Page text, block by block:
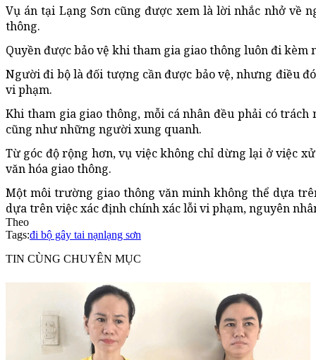
Vụ án tại Lạng Sơn cũng được xem là lời nhắc nhở về
thông.
Quyền được bảo vệ khi tham gia giao thông luôn đi kèm
Người đi bộ là đối tượng cần được bảo vệ, nhưng điều
vi phạm.
Khi tham gia giao thông, mỗi cá nhân đều phải có
cũng như những người xung quanh.
Từ góc độ rộng hơn, vụ việc không chỉ dừng lại ở việc
văn hóa giao thông.
Một môi trường giao thông văn minh không thể dựa
dựa trên việc xác định chính xác lỗi vi phạm, nguyên
Theo
Tags:đi bộ gây tai nạnlạng sơn
TIN CÙNG CHUYÊN MỤC